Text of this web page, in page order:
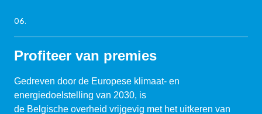
06.
Profiteer van premies
Gedreven door de Europese klimaat- en
energiedoelstelling van 2030, is
de Belgische overheid vrijgevig met het uitkeren van